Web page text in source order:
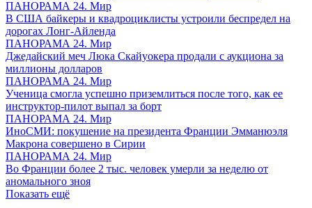
ПАНОРАМА 24. Мир
В США байкеры и квадроциклисты устроили беспредел на
дорогах Лонг-Айленда
ПАНОРАМА 24. Мир
Джедайский меч Люка Скайуокера продали с аукциона за
миллионы долларов
ПАНОРАМА 24. Мир
Ученица смогла успешно приземлиться после того, как ее
инструктор-пилот выпал за борт
ПАНОРАМА 24. Мир
ИноСМИ: покушение на президента Франции Эмманюэля
Макрона совершено в Сирии
ПАНОРАМА 24. Мир
Во Франции более 2 тыс. человек умерли за неделю от
аномального зноя
Показать ещё